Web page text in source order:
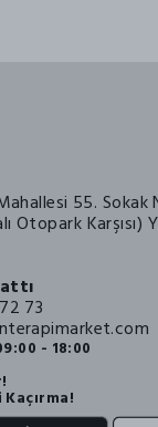
55. Sokak
Otopark
73
- 18:00